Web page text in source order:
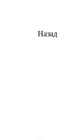
Назад